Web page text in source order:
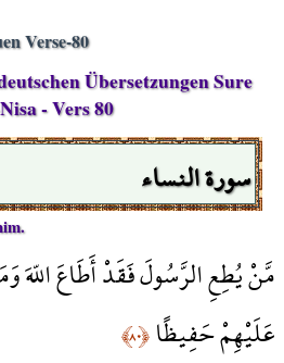
Verse-80
Übersetzungen Sure
- Vers 80
سورة النساء
مَّنْ يُطِعِ الرَّسُولَ فَقَدْ أَطَاعَ اللّهَ
عَلَيْهِمْ حَفِيظًا﴿٨٠﴾